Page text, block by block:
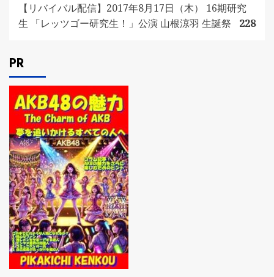
【リバイバル配信】2017年8月17日（木） 16期研究
生 「レッツゴー研究生！」公演 山根涼羽 生誕祭
228
PR